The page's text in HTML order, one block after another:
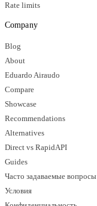
Rate limits
Company
Blog
About
Eduardo Airaudo
Compare
Showcase
Recommendations
Alternatives
Direct vs RapidAPI
Guides
Часто задаваемые вопросы
Условия